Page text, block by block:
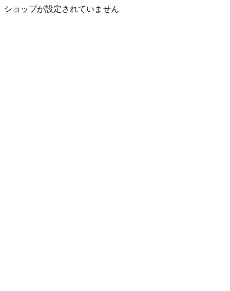
ショップが設定されていません